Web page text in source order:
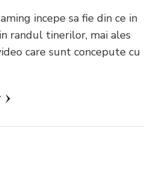
incepe sa fie din ce in
randul tinerilor, mai ales
care sunt concepute cu